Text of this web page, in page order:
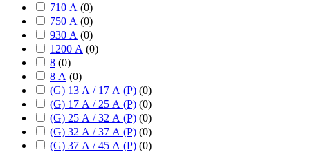
710 А (0)
750 А (0)
930 А (0)
1200 А (0)
8 (0)
8 А (0)
(G) 13 А / 17 А (P) (0)
(G) 17 А / 25 А (P) (0)
(G) 25 А / 32 А (P) (0)
(G) 32 А / 37 А (P) (0)
(G) 37 А / 45 А (P) (0)